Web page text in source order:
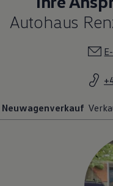
Autohaus
Neuwagenverkauf